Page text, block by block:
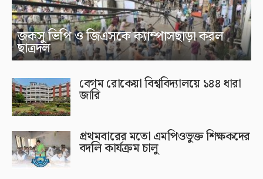
জকসু ভিপি ও জিএসকে ক্যাম্পাসছাড়া করল
ছাত্রদল
বেগম রোকেয়া বিশ্ববিদ্যালয়ে ১৪৪ ধারা
জারি
প্রথমবারের মতো এমপিওভুক্ত শিক্ষকদের
বদলি কার্যক্রম চালু